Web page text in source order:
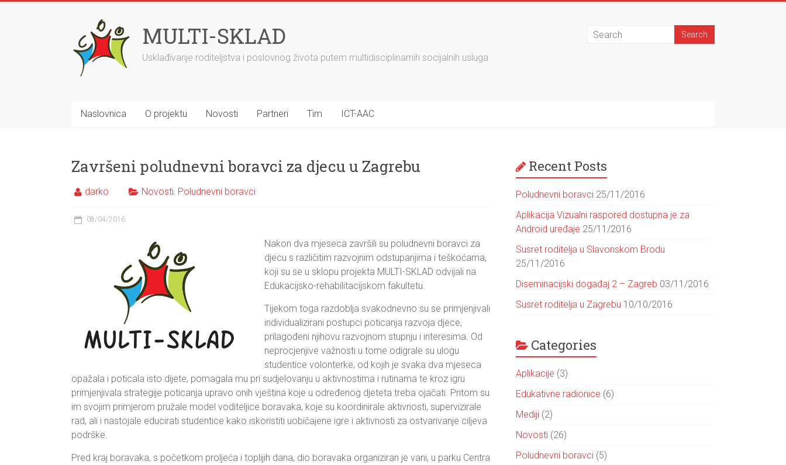
MULTI-SKLAD
Usklađivanje roditeljstva i poslovnog života putem multidisciplinarnih socijalnih usluga
Naslovnica O projektu Novosti Partneri Tim ICT-AAC
Završeni poludnevni boravci za djecu u Zagrebu
darko Novosti, Poludnevni boravci
08/04/2016
Nakon dva mjeseca završili su poludnevni boravci za
djecu s različitim razvojnim odstupanjima i teškoćama,
koji su se u sklopu projekta MULTI-SKLAD odvijali na
Edukacijsko-rehabilitacijskom fakultetu.
Tijekom toga razdoblja svakodnevno su se primjenjivali
individualizirani postupci poticanja razvoja djece,
prilagođeni njihovu razvojnom stupnju i interesima. Od
neprocjenjive važnosti u tome odigrale su ulogu
studentice volonterke, od kojih je svaka dva mjeseca
opažala i poticala isto dijete, pomagala mu pri sudjelovanju u aktivnostima i rutinama te kroz igru
primjenjivala strategije poticanja upravo onih vještina koje u određenog djeteta treba ojačati. Pritom su
im svojim primjerom pružale model voditeljice boravaka, koje su koordinirale aktivnosti, supervizirale
rad, ali i nastojale educirati studentice kako iskoristiti uobičajene igre i aktivnosti za ostvarivanje ciljeva
podrške.
Pred kraj boravaka, s početkom proljeća i toplijih dana, dio boravaka organiziran je vani, u parku Centra
Recent Posts
Poludnevni boravci 25/11/2016
Aplikacija Vizualni raspored dostupna je za
Android uređaje 25/11/2016
Susret roditelja u Slavonskom Brodu
25/11/2016
Diseminacijski događaj 2 – Zagreb 03/11/2016
Susret roditelja u Zagrebu 10/10/2016
Categories
Aplikacije (3)
Edukativne radionice (6)
Mediji (2)
Novosti (26)
Poludnevni boravci (5)